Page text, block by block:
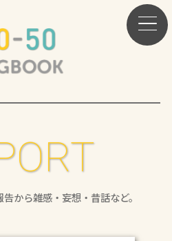
から雑感・妄想・昔話など。